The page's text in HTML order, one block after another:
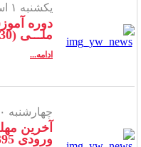
یکشنبه ۱ اسفند ۱۳۹۵ -
دوره
ملـــی (95/11/30)
ادامه...
چهارشنبه ۲۰ بهمن ۱۳۹۵ -
آخرین
ورودی 1395( 95/11/20)